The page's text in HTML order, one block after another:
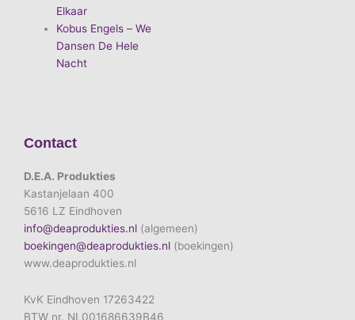
Elkaar
Kobus Engels – We
Dansen De Hele
Nacht
Contact
D.E.A. Produkties
Kastanjelaan 400
5616 LZ Eindhoven
info@deaprodukties.nl (algemeen)
boekingen@deaprodukties.nl (boekingen)
www.deaprodukties.nl
KvK Eindhoven 17263422
BTW nr. NL001686639B46